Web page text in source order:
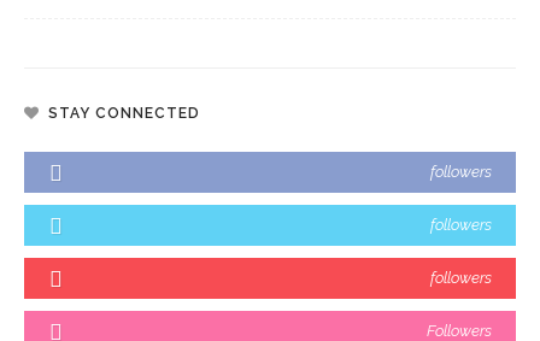
STAY CONNECTED
followers
followers
followers
Followers